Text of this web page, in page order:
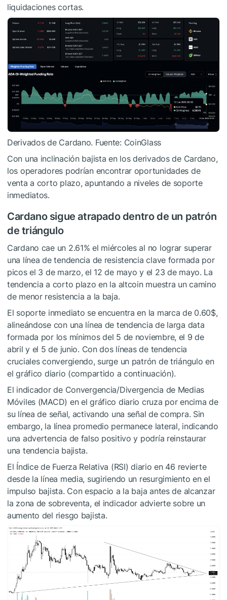
liquidaciones cortas.
Derivados de Cardano. Fuente: CoinGlass
Con una inclinación bajista en los derivados de Cardano,
los operadores podrían encontrar oportunidades de
venta a corto plazo, apuntando a niveles de soporte
inmediatos.
Cardano sigue atrapado dentro de un patrón
de triángulo
Cardano cae un 2.61% el miércoles al no lograr superar
una línea de tendencia de resistencia clave formada por
picos el 3 de marzo, el 12 de mayo y el 23 de mayo. La
tendencia a corto plazo en la altcoin muestra un camino
de menor resistencia a la baja.
El soporte inmediato se encuentra en la marca de 0.60$,
alineándose con una línea de tendencia de larga data
formada por los mínimos del 5 de noviembre, el 9 de
abril y el 5 de junio. Con dos líneas de tendencia
cruciales convergiendo, surge un patrón de triángulo en
el gráfico diario (compartido a continuación).
El indicador de Convergencia/Divergencia de Medias
Móviles (MACD) en el gráfico diario cruza por encima de
su línea de señal, activando una señal de compra. Sin
embargo, la línea promedio permanece lateral, indicando
una advertencia de falso positivo y podría reinstaurar
una tendencia bajista.
El Índice de Fuerza Relativa (RSI) diario en 46 revierte
desde la línea media, sugiriendo un resurgimiento en el
impulso bajista. Con espacio a la baja antes de alcanzar
la zona de sobreventa, el indicador advierte sobre un
aumento del riesgo bajista.